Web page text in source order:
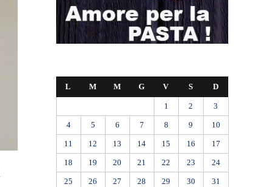
L M M G V S D
1 2 3
4 5 6 7 8 9 10
11 12 13 14 15 16 17
18 19 20 21 22 23 24
25 26 27 28 29 30 31